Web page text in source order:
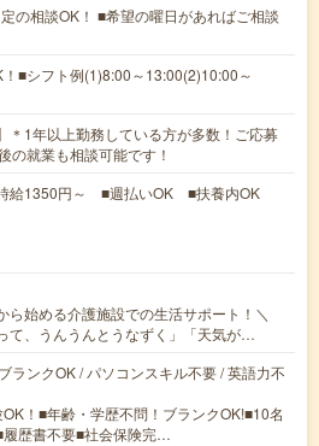
の相談OK！ ■希望の曜日があればご相談
■シフト例(1)8:00～13:00(2)10:00～
＊1年以上勤務している方が多数！ご応募
の就業も相談可能です！
給1350円～ ■週払いOK ■扶養内OK
ら始める介護施設での生活サポート！＼
て、うんうんとうなずく」「天気が…
ランクOK / パソコンスキル不要 / 英語力不
！■年齢・学歴不問！ブランクOK!■10名
履歴書不要■社会保険完…